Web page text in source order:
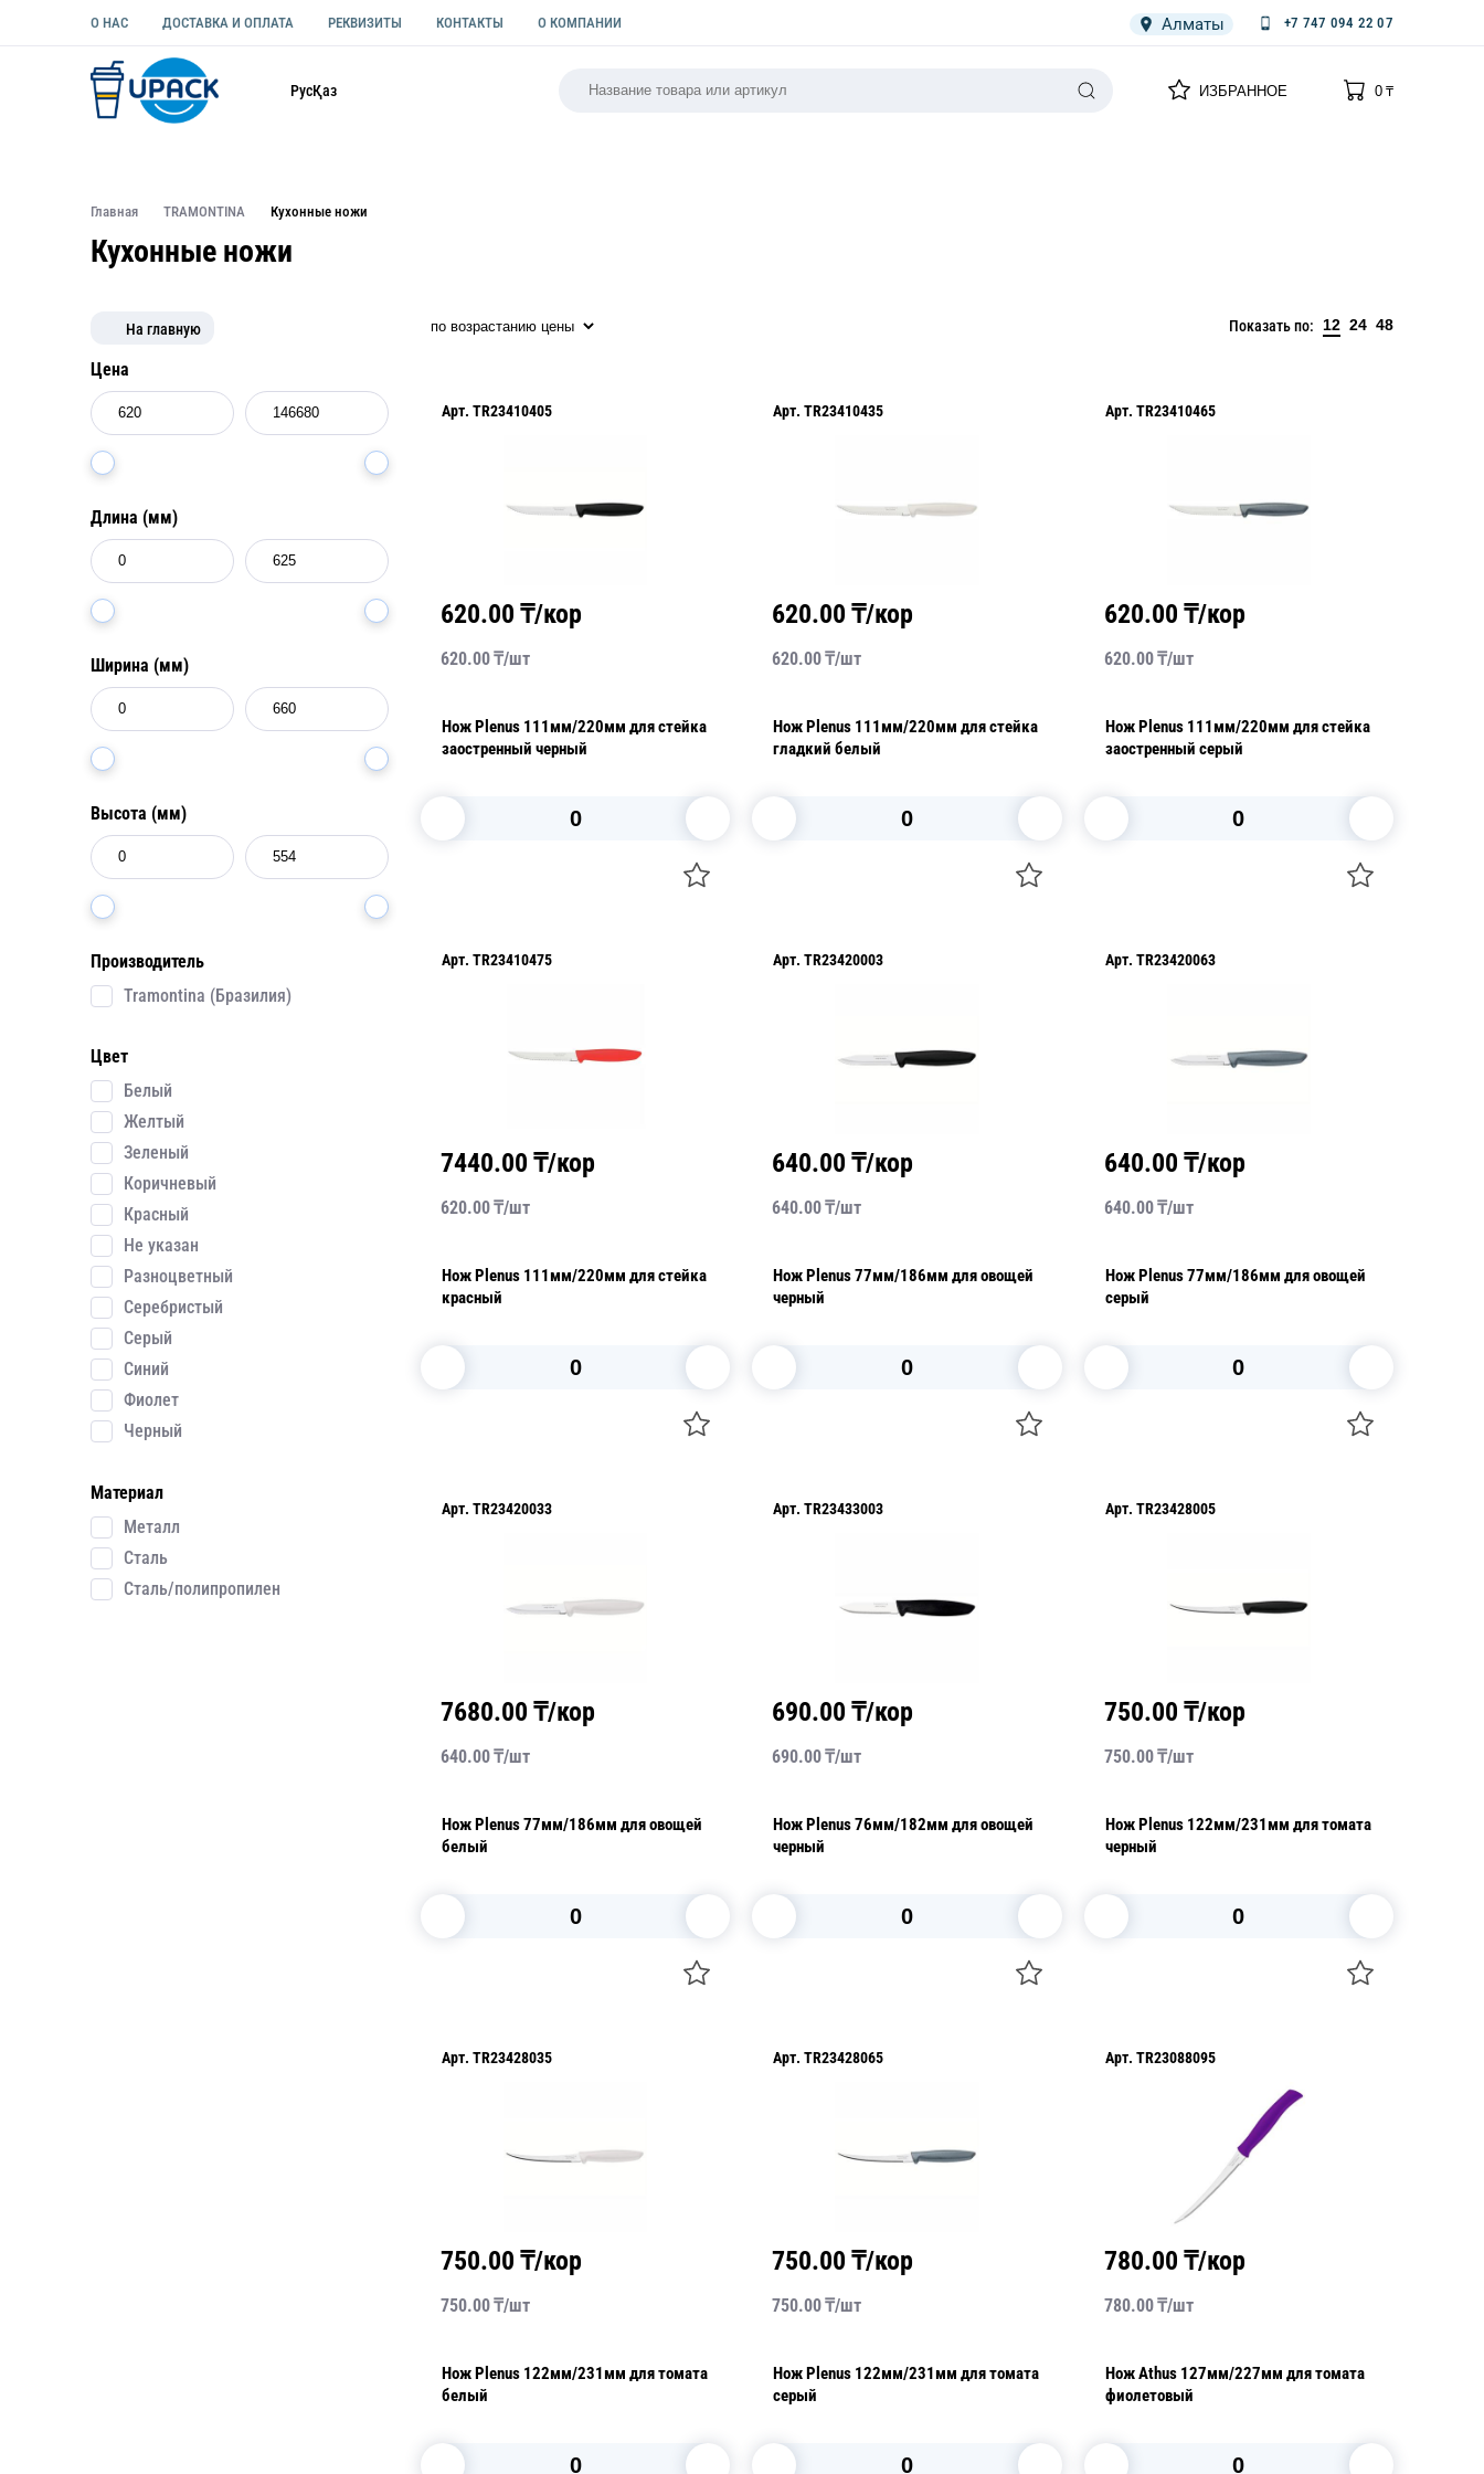
О НАС ДОСТАВКА И ОПЛАТА РЕКВИЗИТЫ КОНТАКТЫ О КОМПАНИИ Алматы +7 747 094 22 07
РусҚаз ИЗБРАННОЕ
0
0₸
Главная TRAMONTINA Кухонные ножи
Кухонные ножи
На главную
Цена
Длина (мм)
Ширина (мм)
Высота (мм)
Производитель
Tramontina (Бразилия)
Цвет
Белый
Желтый
Зеленый
Коричневый
Красный
Не указан
Разноцветный
Серебристый
Серый
Синий
Фиолет
Черный
Материал
Металл
Сталь
Сталь/полипропилен
Показать по: 12 24 48
Арт. TR23410405
620.00 ₸/кор
620.00₸/шт
Нож Plenus 111мм/220мм для стейка
заостренный черный
Арт.TR23410435
620.00 ₸/кор
620.00₸/шт
Нож Plenus 111мм/220мм для стейка
гладкий белый
Арт. TR23410465
620.00 ₸/кор
620.00₸/шт
Нож Plenus 111мм/220мм для стейка
заостренный серый
Арт. TR23410475
7440.00 ₸/кор
620.00₸/шт
Нож Plenus 111мм/220мм для стейка
красный
Арт.TR23420003
640.00 ₸/кор
640.00₸/шт
Нож Plenus 77мм/186мм для овощей
черный
Арт. TR23420063
640.00 ₸/кор
640.00₸/шт
Нож Plenus 77мм/186мм для овощей
серый
Арт. TR23420033
7680.00 ₸/кор
640.00₸/шт
Нож Plenus 77мм/186мм для овощей
белый
Арт.TR23433003
690.00 ₸/кор
690.00₸/шт
Нож Plenus 76мм/182мм для овощей
черный
Арт. TR23428005
750.00 ₸/кор
750.00₸/шт
Нож Plenus 122мм/231мм для томата
черный
Арт. TR23428035
750.00 ₸/кор
750.00₸/шт
Нож Plenus 122мм/231мм для томата
белый
Арт.TR23428065
750.00 ₸/кор
750.00₸/шт
Нож Plenus 122мм/231мм для томата
серый
Арт. TR23088095
780.00 ₸/кор
780.00₸/шт
Нож Athus 127мм/227мм для томата
фиолетовый